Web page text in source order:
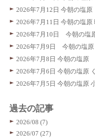
2026年7月12日 今朝の塩
2026年7月11日 今朝の塩
2026年7月10日 今朝の
2026年7月9日 今朝の
2026年7月8日 今朝の塩
2026年7月6日 今朝の塩原
2026年7月5日 今朝の塩原
過去の記事
2026/08 (7)
2026/07 (27)